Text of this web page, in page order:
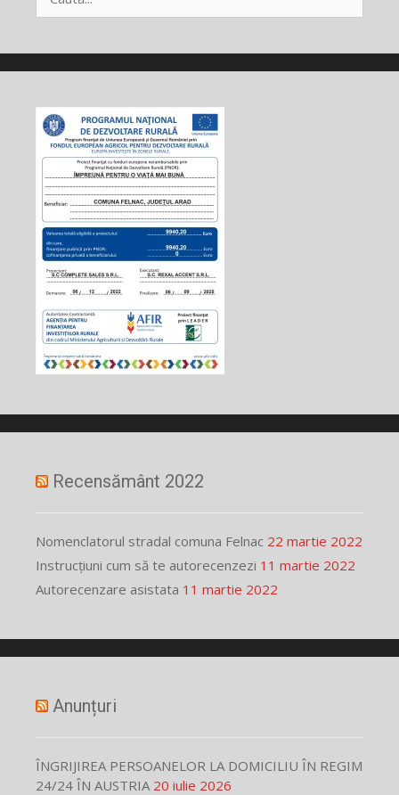
după:
Recensământ 2022
Nomenclatorul stradal comuna Felnac 22 martie 2022
Instrucțiuni cum să te autorecenzezi 11 martie 2022
Autorecenzare asistata 11 martie 2022
Anunțuri
ÎNGRIJIREA PERSOANELOR LA DOMICILIU ÎN REGIM
24/24 ÎN AUSTRIA 20 iulie 2026